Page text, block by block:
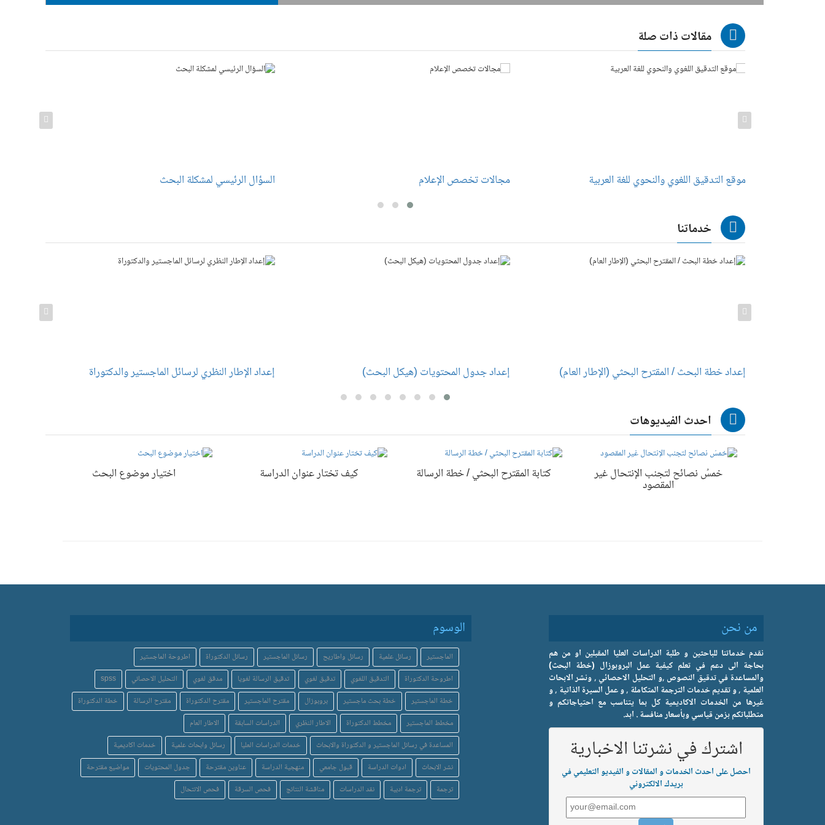
مقالات ذات صلة
موقع التدقيق اللغوي والنحوي للغة العربية مجالات تخصص الإعلام السؤال الرئيسي لمشكلة البحث
خدماتنا
إعداد خطة البحث / المقترح البحثي (الإطار العام) إعداد جدول المحتويات (هيكل البحث) إعداد الإطار النظري لرسائل الماجستير والدكتوراة
احدث الفيديوهات
خمسُ نصائح لتجنب الإنتحال غير
المقصود
كتابة المقترح البحثي / خطة الرسالة كيف تختار عنوان الدراسة اختيار موضوع البحث
من نحن
نقدم خدماتنا للباحثين و طلبة الدراسات العليا المقبلين او من هم
بحاجة الى دعم في تعلم كيفية عمل البروبوزال (خطة البحث)
والمساعدة في تدقيق النصوص ,و التحليل الاحصائي , ونشر الابحاث
العلمية , و تقديم خدمات الترجمة المتكاملة , و عمل السيرة الذاتية , و
غيرها من الخدمات الاكاديمية كل بما يتناسب مع احتياجاتكم و
متطلباتكم بزمن قياسي وبأسعار منافسة . ابد.
اشترك في نشرتنا الاخبارية
احصل على احدث الخدمات و المقالات و الفيديو التعليمي في
بريدك الالكتروني
الوسوم
الماجستير رسائل علمية رسائل واطاريح رسائل الماجستير رسائل الدكتوراة
اطروحة الماجستير
اطروحة الدكتوراة
التدقيق اللغوي تدقيق لغوي تدقيق الرسالة لغويا مدقق لغوي التحليل الاحصائي
spss
خطة الماجستير
خطة بحث ماجستير بروبوزال مقترح الماجستير مقترح الدكتوراة مقترح الرسالة
خطة الدكتوراة
مخطط الماجستير
مخطط الدكتوراة الاطار النظري الدراسات السابقة
الاطار العام
المساعدة في رسائل الماجستير و الدكتوراة والابحاث
خدمات الدراسات العليا رسائل وابحاث علمية
خدمات اكاديمية
نشر الابحاث
ادوات الدراسة قبول جامعي منهجية الدراسة عناوين مقترحة جدول المحتويات
مواضيع مقترحة
ترجمة
ترجمة ادبية نقد الدراسات مناقشة النتائج فحص السرقة فحص الانتحال